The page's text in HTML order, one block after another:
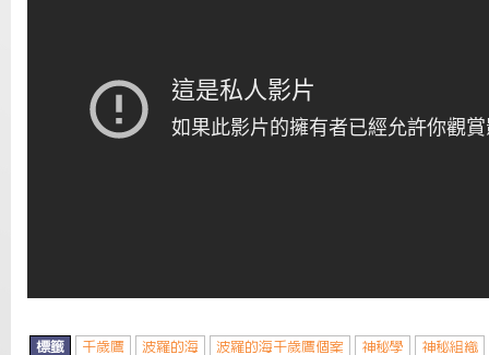
標籤 千歲鷹 波羅的海 波羅的海千歲鷹個案 神秘學 神秘組織